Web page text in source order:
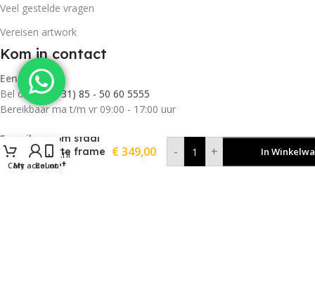
Veel gestelde vragen
Vereisen artwork
Kom in contact
Een vraag?
Bel ons op (+31) 85 - 50 60 5555
Bereikbaar ma t/m vr 09:00 - 17:00 uur
E-mail
info@tentpro.nl
Cart
My account
Bel ons
3x3m staal
witte frame
met
€349,00 - + In